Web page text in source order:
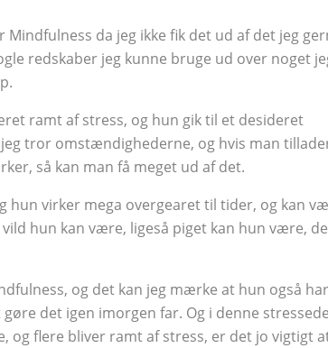
da jeg ikke fik det ud af det jeg
redskaber jeg kunne bruge ud over noget
ramt af stress, og hun gik til et desideret
tror omstændighederne, og hvis man
så kan man få meget ud af det.
hun virker mega overgearet til tider, og kan
hun kan være, ligeså piget kan hun være,
og det kan jeg mærke at hun også
det igen imorgen far. Og i denne stressede
og flere bliver ramt af stress, er det jo vigtigt